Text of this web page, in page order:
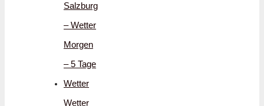
Salzburg
– Wetter
Morgen
– 5 Tage
Wetter
Wetter